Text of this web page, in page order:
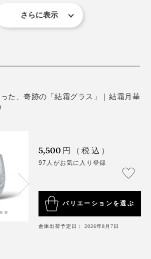
容量300ml。ゆらゆらと揺れて、飲み
すく、香りをゆったり楽しみたいドリ
でひとつだけの作品を大切に桐箱に入
にお届けします。
なので、職人の技を科学的に分析す
、大正時代の職人ができたことを解明
もありました。
ラス板に「結霜加工」する職人さん
作りのため、まったく同じ模様には
さい。
、電子レンジ、オーブン、直火では
さらに表示
った、奇跡の「結霜グラス」｜結霜月華
5,500 円（税込）
97人がお気に入り登録
バリエーションを選ぶ
倉庫出荷予定日： 2026年8月7日